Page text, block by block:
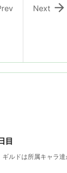

Next
目
ルドは所属キャラ